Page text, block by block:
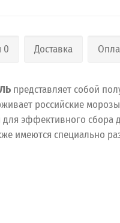
0 Доставка
представляет собой
российские
эффективного
имеются специально